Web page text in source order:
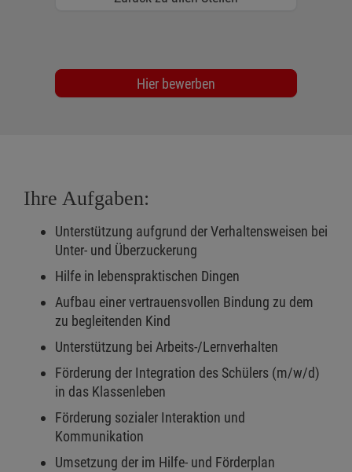
Hier bewerben
Ihre Aufgaben:
Unterstützung aufgrund der Verhaltensweisen bei
Unter- und Überzuckerung
Hilfe in lebenspraktischen Dingen
Aufbau einer vertrauensvollen Bindung zu dem
zu begleitenden Kind
Unterstützung bei Arbeits-/Lernverhalten
Förderung der Integration des Schülers (m/w/d)
in das Klassenleben
Förderung sozialer Interaktion und
Kommunikation
Umsetzung der im Hilfe- und Förderplan